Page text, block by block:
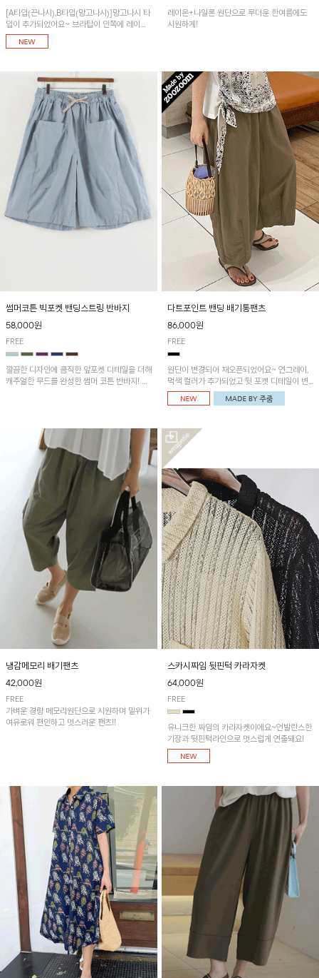
[A타입(끈나시),B타입(망고나시)]망고나시 타
입이 추가되었어요~ 브라탑이 안쪽에 레이어
드 되어 실용적인 나시!
레이온+나일론 원단으로 무더운 한여름에도
시원하게!
썸머코튼 빅포켓 밴딩스트링 반바지
58,000원
FREE
깔끔한 디자인에 큼직한 앞포켓 디테일을 더해
캐주얼한 무드를 완성한 썸머 코튼 반바지! 허
다트포인트 밴딩 배기통팬츠
86,000원
FREE
원단이 변경되어 재오픈되었어요~ 연그레이,
먹색 컬러가 추가되었고 뒷 포켓 디테일이 변
경되었습니다~가볍고 시원하게 착용되는 배
기통팬츠! 허리밴딩과 여유로운 통으로 편안해
냉감메모리 배기팬츠
42,000원
FREE
가벼운 경량 메모리원단으로 시원하며 밑위가
여유로워 편안하고 멋스러운 팬츠!!
스카시짜임 뒷핀턱 카라자켓
64,000원
FREE
유니크한 짜임의 카라자켓이에요~언발란스한
기장과 뒷핀턱라인으로 멋스럽게 연출돼요!